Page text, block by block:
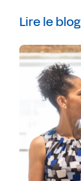
Lire le blog